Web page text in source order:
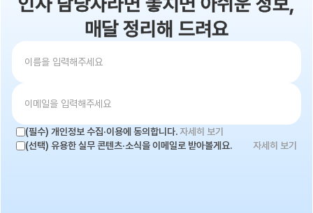
매달 정리해 드려요
(필수) 개인정보 수집·이용에 동의합니다. 자세히 보기
(선택) 유용한 실무 콘텐츠·소식을 이메일로 받아볼게요.
자세히 보기